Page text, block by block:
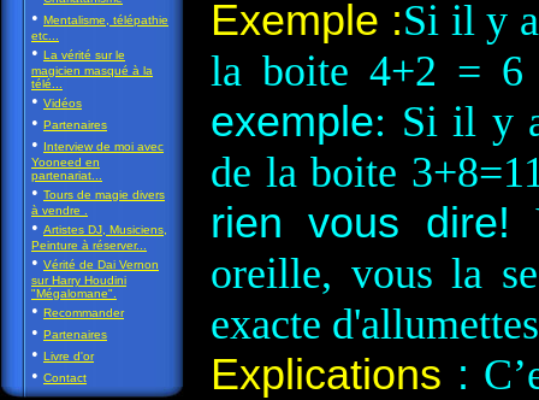
• Mentalisme, télépathie
etc...
• La vérité sur le
magicien masqué à la
télé...
• Vidéos
• Partenaires
• Interview de moi avec
Yooneed en
partenariat...
• Tours de magie divers
à vendre .
• Artistes DJ, Musiciens,
Peinture à réserver...
• Vérité de Dai Vernon
sur Harry Houdini
"Mégalomane".
• Recommander
• Partenaires
• Livre d'or
• Contact
Exemple :Si il y
la boite 4+2 =
exemple: Si il y
de la boite
rien vous dire!
oreille, vous la
exacte
Explications :